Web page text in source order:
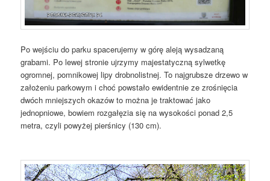
Po wejściu do parku spacerujemy w górę aleją wysadzaną
grabami. Po lewej stronie ujrzymy majestatyczną sylwetkę
ogromnej, pomnikowej lipy drobnolistnej. To najgrubsze drzewo w
założeniu parkowym i choć powstało ewidentnie ze zrośnięcia
dwóch mniejszych okazów to można je traktować jako
jednopniowe, bowiem rozgałęzia się na wysokości ponad 2,5
metra, czyli powyżej pierśnicy (130 cm).